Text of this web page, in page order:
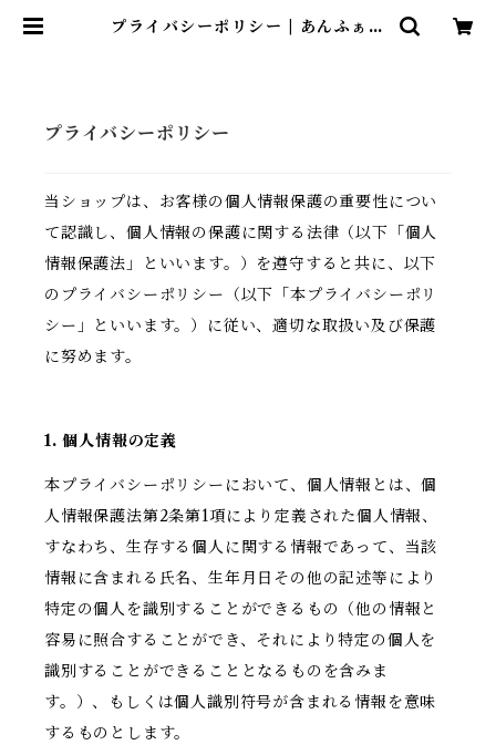
プライバシーポリシー | あんふぁん
プライバシーポリシー
当ショップは、お客様の個人情報保護の重要性につい
て認識し、個人情報の保護に関する法律（以下「個人
情報保護法」といいます。）を遵守すると共に、以下
のプライバシーポリシー（以下「本プライバシーポリ
シー」といいます。）に従い、適切な取扱い及び保護
に努めます。
1. 個人情報の定義
本プライバシーポリシーにおいて、個人情報とは、個
人情報保護法第2条第1項により定義された個人情報、
すなわち、生存する個人に関する情報であって、当該
情報に含まれる氏名、生年月日その他の記述等により
特定の個人を識別することができるもの（他の情報と
容易に照合することができ、それにより特定の個人を
識別することができることとなるものを含みま
す。）、もしくは個人識別符号が含まれる情報を意味
するものとします。